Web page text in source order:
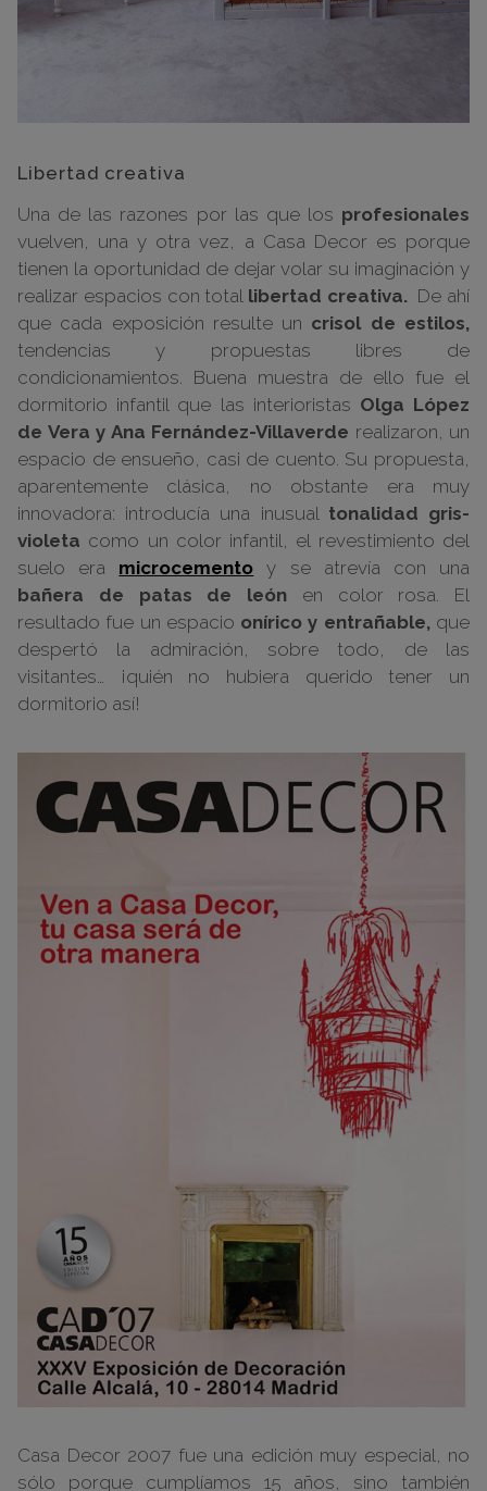
Libertad creativa
Una de las razones por las que los profesionales
vuelven, una y otra vez, a Casa Decor es porque
tienen la oportunidad de dejar volar su imaginación y
realizar espacios con total libertad creativa.De ahí
que cada exposición resulte un crisol de estilos,
tendencias y propuestas libres de
condicionamientos. Buena muestra de ello fue el
dormitorio infantil que las interioristas Olga López
de Vera y Ana Fernández-Villaverde realizaron, un
espacio de ensueño, casi de cuento. Su propuesta,
aparentemente clásica, no obstante era muy
innovadora: introducía una inusual tonalidad gris-
violeta como un color infantil, el revestimiento del
suelo era microcemento y se atrevía con una
bañera de patas de león en color rosa. El
resultado fue un espacio onírico y entrañable,que
despertó la admiración, sobre todo, de las
visitantes… ¡quién no hubiera querido tener un
dormitorio así!
Casa Decor 2007 fue una edición muy especial, no
sólo porque cumplíamos 15 años, sino también